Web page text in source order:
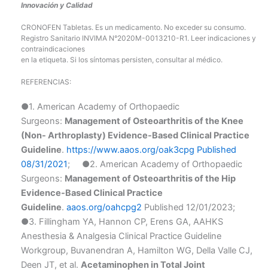
Innovación y Calidad
CRONOFEN Tabletas. Es un medicamento. No exceder su consumo.
Registro Sanitario INVIMA N°2020M-0013210-R1. Leer indicaciones y
contraindicaciones
en la etiqueta. Si los síntomas persisten, consultar al médico.
REFERENCIAS:
●1. American Academy of Orthopaedic
Surgeons: Management of Osteoarthritis of the Knee
(Non- Arthroplasty) Evidence-Based Clinical Practice
Guideline. https://www.aaos.org/oak3cpg Published
08/31/2021; ●2. American Academy of Orthopaedic
Surgeons: Management of Osteoarthritis of the Hip
Evidence-Based Clinical Practice
Guideline. aaos.org/oahcpg2 Published 12/01/2023;
●3. Fillingham YA, Hannon CP, Erens GA, AAHKS
Anesthesia & Analgesia Clinical Practice Guideline
Workgroup, Buvanendran A, Hamilton WG, Della Valle CJ,
Deen JT, et al. Acetaminophen in Total Joint